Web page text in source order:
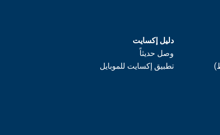
دليل إكسايت
وصل حديثاً
تطبيق إكسايت للموبايل